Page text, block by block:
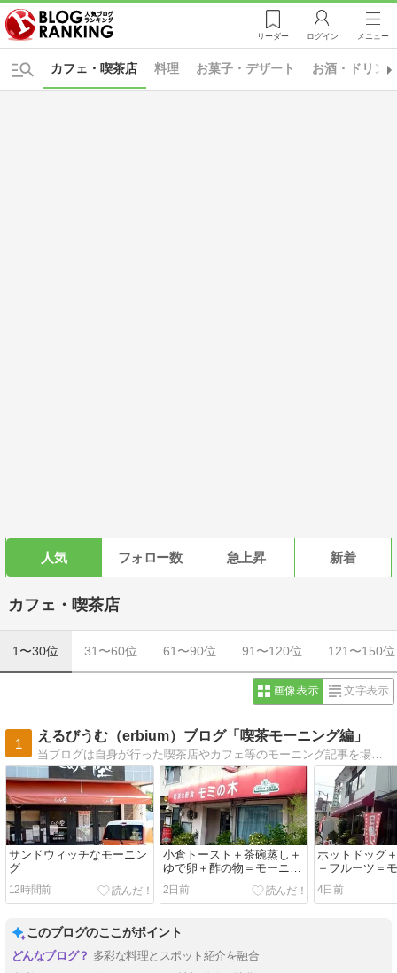
リーダー ログイン メニュー
料理 お菓子・デザート お酒・ドリン
カフェ・喫茶店
人気 フォロー数 急上昇 新着
カフェ・喫茶店
1〜30位 31〜60位 61〜90位 91〜120位 121〜150位
画像表示 文字表示
1
えるびうむ（erbium）ブログ「喫茶モーニング編」
サンドウィッチなモーニン
グ
12時間前
小倉トースト＋茶碗蒸し＋
ゆで卵＋酢の物＝モーニン
2日前
ホットドッグ
＋フルーツ＝
4日前
このブログのここがポイント
多彩な料理とスポット紹介を融合